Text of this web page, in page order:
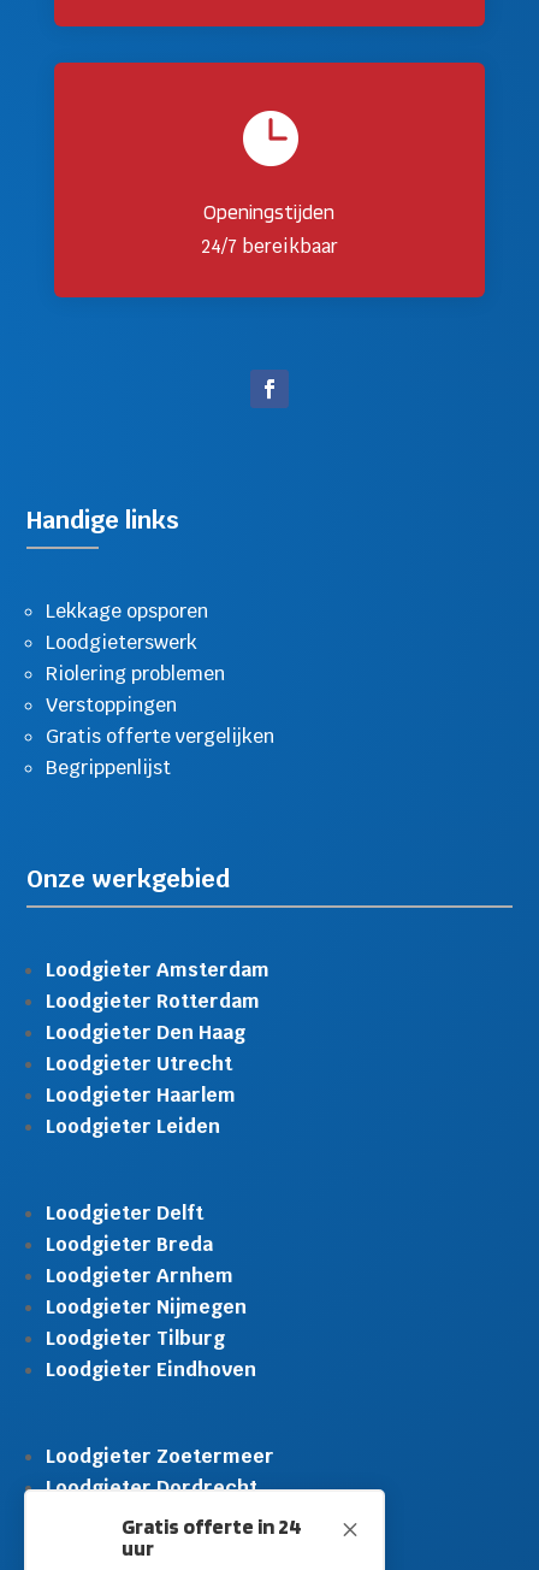

Openingstijden
24/7 bereikbaar
M
Gratis offerte in 24
uur
Handige links
Lekkage opsporen
Loodgieterswerk
Riolering problemen
Verstoppingen
Gratis offerte vergelijken
Begrippenlijst
Onze werkgebied
Loodgieter Amsterdam
Loodgieter Rotterdam
Loodgieter Den Haag
Loodgieter Utrecht
Loodgieter Haarlem
Loodgieter Leiden
Loodgieter Delft
Loodgieter Breda
Loodgieter Arnhem
Loodgieter Nijmegen
Loodgieter Tilburg
Loodgieter Eindhoven
Loodgieter Zoetermeer
Loodgieter Dordrecht
Loodgieter Rijswijk
Loodgieter Schiedam